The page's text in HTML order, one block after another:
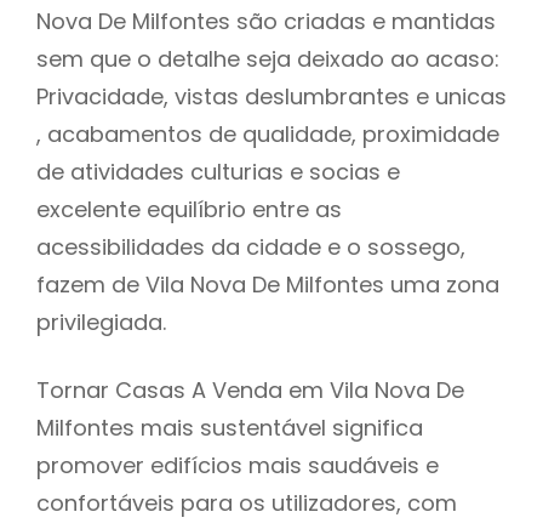
Nova De Milfontes são criadas e mantidas
sem que o detalhe seja deixado ao acaso:
Privacidade, vistas deslumbrantes e unicas
, acabamentos de qualidade, proximidade
de atividades culturias e socias e
excelente equilíbrio entre as
acessibilidades da cidade e o sossego,
fazem de Vila Nova De Milfontes uma zona
privilegiada.
Tornar Casas A Venda em Vila Nova De
Milfontes mais sustentável significa
promover edifícios mais saudáveis e
confortáveis para os utilizadores, com